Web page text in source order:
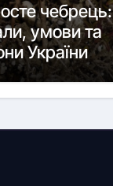
чебрець:
умови та
України